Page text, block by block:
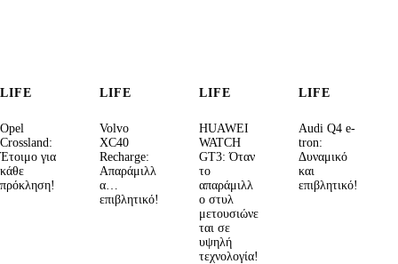
LIFE
Opel
Crossland:
Έτοιμο για
κάθε
πρόκληση!
LIFE
Volvo
XC40
Recharge:
Απαράμιλλ
α…
επιβλητικό!
LIFE
HUAWEI
WATCH
GT3: Όταν
το
απαράμιλλ
ο στυλ
μετουσιώνε
ται σε
υψηλή
τεχνολογία!
LIFE
Audi Q4 e-
tron:
Δυναμικό
και
επιβλητικό!